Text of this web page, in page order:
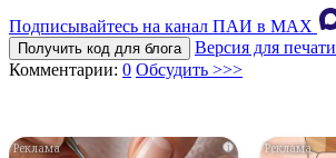
Подписывайтесь на канал ПАИ в MAХ
Получить код для блога
Версия для печати
Комментарии: 0 Обсудить >>>
i